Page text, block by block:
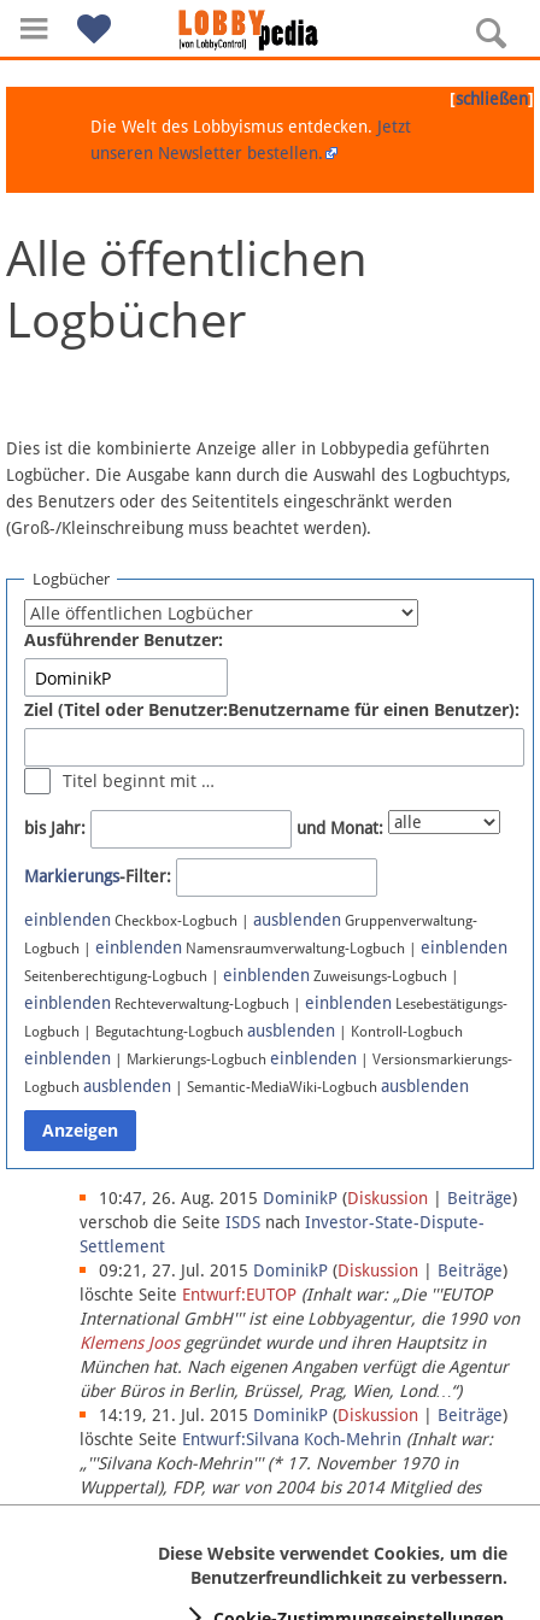
Navigation
Über Lobbypedia
Artikel nach Kategorien
FAQ
Fördermitglied werden
Fehler melden
Newsletter
Bluesky
Facebook
Instagram
Anmelden
Datenschutz
Über Lobbypedia
Impressum
[schließen]
Die Welt des Lobbyismus entdecken. Jetzt
unseren Newsletter bestellen.
Alle öffentlichen
Logbücher
Dies ist die kombinierte Anzeige aller in Lobbypedia geführten
Logbücher. Die Ausgabe kann durch die Auswahl des Logbuchtyps,
des Benutzers oder des Seitentitels eingeschränkt werden
(Groß-/Kleinschreibung muss beachtet werden).
Logbücher
Ausführender Benutzer:
Ziel (Titel oder Benutzer:Benutzername für einen Benutzer):
Titel beginnt mit …
bis Jahr: und Monat:
Markierungs-Filter:
einblenden Checkbox-Logbuch | ausblenden Gruppenverwaltung-
Logbuch | einblenden Namensraumverwaltung-Logbuch | einblenden
Seitenberechtigung-Logbuch | einblenden Zuweisungs-Logbuch |
einblenden Rechteverwaltung-Logbuch | einblenden Lesebestätigungs-
Logbuch | Begutachtung-Logbuch ausblenden | Kontroll-Logbuch
einblenden | Markierungs-Logbuch einblenden | Versionsmarkierungs-
Logbuch ausblenden | Semantic-MediaWiki-Logbuch ausblenden
10:47, 26. Aug. 2015 DominikP (Diskussion Beiträge)
verschob die Seite ISDS nach Investor-State-Dispute-
Settlement
09:21, 27. Jul. 2015 DominikP (Diskussion Beiträge)
löschte Seite Entwurf:EUTOP (Inhalt war: „Die '''EUTOP
International GmbH''' ist eine Lobbyagentur, die 1990 von
Klemens Joosgegründet wurde und ihren Hauptsitz in
München hat. Nach eigenen Angaben verfügt die Agentur
über Büros in Berlin, Brüssel, Prag, Wien, Lond…“)
14:19, 21. Jul. 2015 DominikP (Diskussion Beiträge)
löschte Seite Entwurf:Silvana Koch-Mehrin (Inhalt war:
„'''Silvana Koch-Mehrin''' (* 17. November 1970 in
Wuppertal), FDP, war von 2004 bis 2014 Mitglied des
Europäischen Parlaments, seit November 2014 ist sie für
Diese Website verwendet Cookies, um die
Benutzerfreundlichkeit zu verbessern.